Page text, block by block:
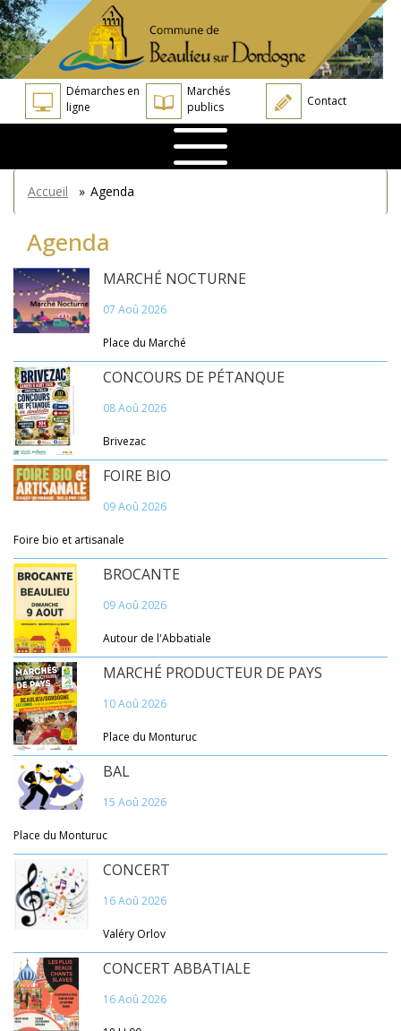
Aller
au
contenu
principal
Démarches en
ligne
Marchés
publics
Contact
You
are
here
Accueil » Agenda
Agenda
MARCHÉ NOCTURNE
07 Aoû 2026
Place du Marché
CONCOURS DE PÉTANQUE
08 Aoû 2026
Brivezac
FOIRE BIO
09 Aoû 2026
Foire bio et artisanale
BROCANTE
09 Aoû 2026
Autour de l'Abbatiale
MARCHÉ PRODUCTEUR DE PAYS
10 Aoû 2026
Place du Monturuc
BAL
15 Aoû 2026
Place du Monturuc
CONCERT
16 Aoû 2026
Valéry Orlov
CONCERT ABBATIALE
16 Aoû 2026
Panneau de gestion des cookies